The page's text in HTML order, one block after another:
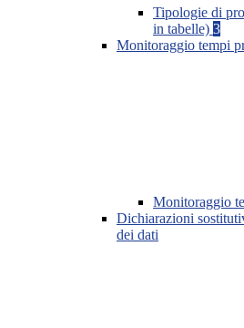
Tipologie di
in tabelle) 3
Monitoraggio tempi
Monitoraggio
Dichiarazioni
dei dati